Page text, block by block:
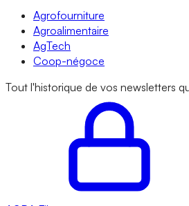
Agrofourniture
Agroalimentaire
AgTech
Coop-négoce
Tout l'historique de vos newsletters